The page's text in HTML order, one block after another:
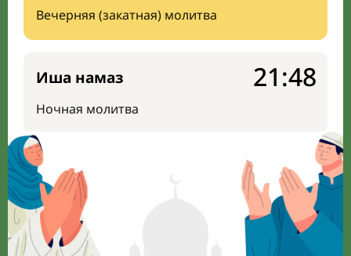
Вечерняя (закатная) молитва
Иша намаз
Ночная молитва
21:48